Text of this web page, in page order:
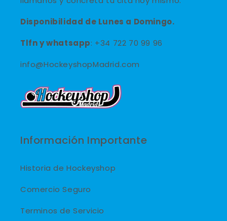
Disponibilidad de Lunes a Domingo.
Tlfn ywhatsapp: +34 722 70 99 96
info@HockeyshopMadrid.com
Información Importante
Historia de Hockeyshop
Comercio Seguro
Terminos de Servicio